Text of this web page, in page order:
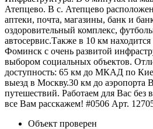
Атепцево. В с. Атепцево
аптеки, почта, магазины, банк и
оздоровительный комплекс,
автосервис.Также в 10 км
Фоминск с очень развитой
выбором социальных объектов.
доступность: 65 км до МКАД по
выезд в Москву.30 км до аэропорта
путешествий. Работаем для Вас
все Вам расскажем! #0506 Арт.
Объект проверен